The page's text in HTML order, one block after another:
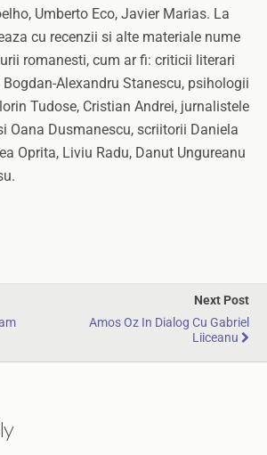
Umberto Eco, Javier Marias. La
cu recenzii si alte materiale nume
romanesti, cum ar fi: criticii literari
Alexandru Stanescu, psihologii
Tudose, Cristian Andrei, jurnalistele
Oana Dusmanescu, scriitorii Daniela
Oprita, Liviu Radu, Danut Ungureanu
Next Post
Amos Oz In Dialog Cu Gabriel
Liiceanu